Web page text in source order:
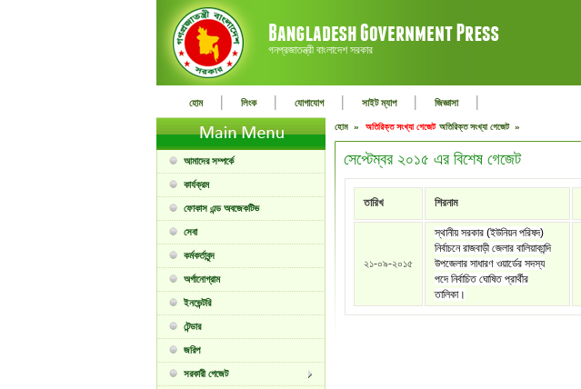
গনপ্রজাতন্ত্রী বাংলাদেশ সরকার
হোম | লিংক | যোগাযোগ | সাইট ম্যাপ | জিজ্ঞাসা |
আমাদের সম্পর্কে
কার্যক্রম
ফোকাস এন্ড অবজেকটিভ
সেবা
কর্মকর্তাবৃন্দ
অর্গানোগ্রাম
ইনভেন্টরি
টেন্ডার
জরিপ
সরকারী গেজেট
হোম » অতিরিক্ত সংখ্যা গেজেট অতিরিক্ত সংখ্যা গেজেট »
সেপ্টেম্বর ২০১৫ এর বিশেষ গেজেট
তারিখ শিরনাম
২১-০৯-২০১৫
স্থানীয় সরকার (ইউনিয়ন পরিষদ)
নির্বাচনে রাজবাড়ী জেলার বালিয়াকান্দি
উপজেলার সাধারণ ওয়ার্ডের সদস্য
পদে নির্বাচিত ঘোষিত প্রার্থীর
তালিকা।